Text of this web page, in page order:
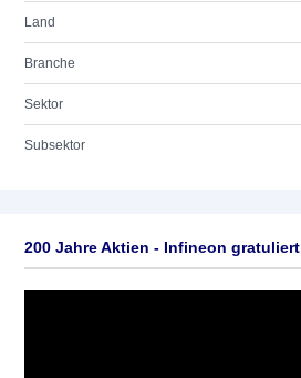
Land
Branche
Sektor
Subsektor
200 Jahre Aktien - Infineon gratuliert